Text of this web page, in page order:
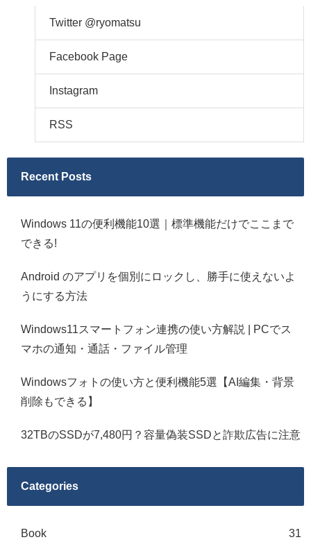
Twitter @ryomatsu
Facebook Page
Instagram
RSS
Recent Posts
Windows 11の便利機能10選｜標準機能だけでここまで
できる!
Android のアプリを個別にロックし、勝手に使えないよ
うにする方法
Windows11スマートフォン連携の使い方解説 | PCでス
マホの通知・通話・ファイル管理
Windowsフォトの使い方と便利機能5選【AI編集・背景
削除もできる】
32TBのSSDが7,480円？容量偽装SSDと詐欺広告に注意
Categories
Book 31